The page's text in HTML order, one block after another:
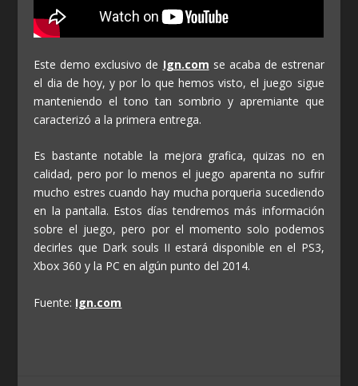
Este demo exclusivo de Ign.com se acaba de estrenar
el dia de hoy, y por lo que hemos visto, el juego sigue
manteniendo el tono tan sombrio y apremiante que
caracterizó a la primera entrega.
Es bastante notable la mejora grafica, quizas no en
calidad, pero por lo menos el juego aparenta no sufrir
mucho estres cuando hay mucha porqueria sucediendo
en la pantalla. Estos días tendremos más información
sobre el juego, pero por el momento solo podemos
decirles que Dark souls II estará disponible en el PS3,
Xbox 360 y la PC en algún punto del 2014.
Fuente: Ign.com